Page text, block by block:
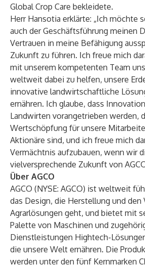
Global Crop Care bekleidete.
Herr Hansotia erklärte: „Ich möchte
auch der Geschäftsführung meinen
Vertrauen in meine Befähigung
Zukunft zu führen. Ich freue mich
mit unserem kompetenten Team
weltweit dabei zu helfen, unsere
innovative landwirtschaftliche
ernähren. Ich glaube, dass
Landwirten vorangetrieben werden,
Wertschöpfung für unsere
Aktionäre sind, und ich freue mich
Vermächtnis aufzubauen, wenn wir
vielversprechende Zukunft von
Über AGCO
AGCO (NYSE: AGCO) ist weltweit
das Design, die Herstellung und den
Agrarlösungen geht, und bietet mit
Palette von Maschinen und
Dienstleistungen Hightech-
die unsere Welt ernähren. Die
werden unter den fünf Kernmarken